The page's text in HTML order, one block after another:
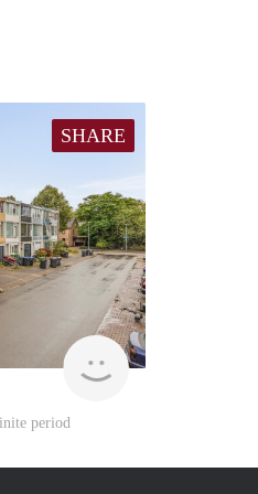
SHARE
Vast & Goed
period